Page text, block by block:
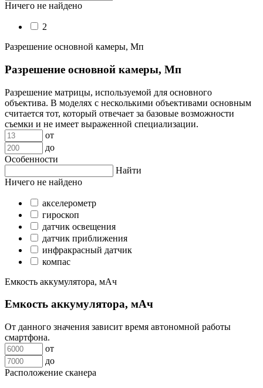
Ничего не найдено
2
Разрешение основной камеры, Мп
Разрешение основной камеры, Мп
Разрешение матрицы, используемой для основного
объектива. В моделях с несколькими объективами основным
считается тот, который отвечает за базовые возможности
съемки и не имеет выраженной специализации.
от
до
Особенности
Найти
Ничего не найдено
акселерометр
гироскоп
датчик освещения
датчик приближения
инфракрасный датчик
компас
Емкость аккумулятора, мАч
Емкость аккумулятора, мАч
От данного значения зависит время автономной работы
смартфона.
от
до
Расположение сканера